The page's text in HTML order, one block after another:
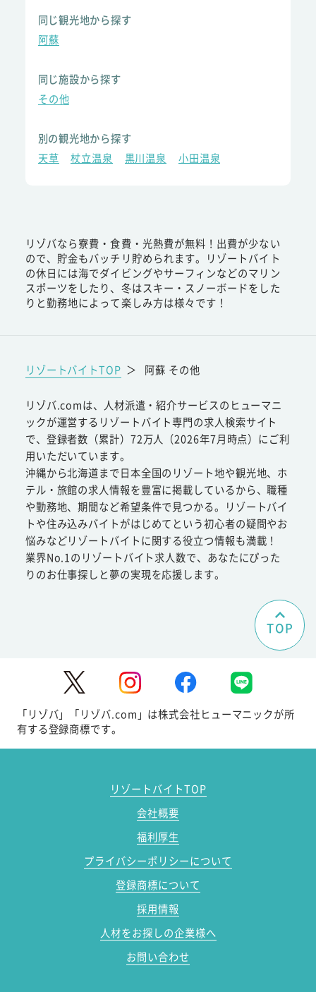
同じ観光地から探す
阿蘇
同じ施設から探す
その他
別の観光地から探す
天草
杖立温泉 黒川温泉 小田温泉
リゾバなら寮費・食費・光熱費が無料！出費が少ない
ので、貯金もバッチリ貯められます。リゾートバイト
の休日には海でダイビングやサーフィンなどのマリン
スポーツをしたり、冬はスキー・スノーボードをした
りと勤務地によって楽しみ方は様々です！
リゾートバイトTOP ＞ 阿蘇 その他
リゾバ.comは、人材派遣・紹介サービスのヒューマニ
ックが運営するリゾートバイト専門の求人検索サイト
で、登録者数（累計）72万人（2026年7月時点）にご利
用いただいています。
沖縄から北海道まで日本全国のリゾート地や観光地、ホ
テル・旅館の求人情報を豊富に掲載しているから、職種
や勤務地、期間など希望条件で見つかる。リゾートバイ
トや住み込みバイトがはじめてという初心者の疑問やお
悩みなどリゾートバイトに関する役立つ情報も満載！
業界No.1のリゾートバイト求人数で、あなたにぴった
りのお仕事探しと夢の実現を応援します。
TOP
「リゾバ」「リゾバ.com」は株式会社ヒューマニックが所
有する登録商標です。
リゾートバイトTOP
会社概要
福利厚生
プライバシーポリシーについて
登録商標について
採用情報
人材をお探しの企業様へ
お問い合わせ